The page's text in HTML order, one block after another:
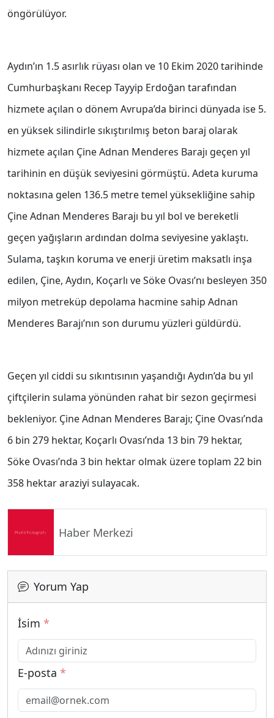
öngörülüyor.
Aydın’ın 1.5 asırlık rüyası olan ve 10 Ekim 2020 tarihinde
Cumhurbaşkanı Recep Tayyip Erdoğan tarafından
hizmete açılan o dönem Avrupa’da birinci dünyada ise 5.
en yüksek silindirle sıkıştırılmış beton baraj olarak
hizmete açılan Çine Adnan Menderes Barajı geçen yıl
tarihinin en düşük seviyesini görmüştü. Adeta kuruma
noktasına gelen 136.5 metre temel yüksekliğine sahip
Çine Adnan Menderes Barajı bu yıl bol ve bereketli
geçen yağışların ardından dolma seviyesine yaklaştı.
Sulama, taşkın koruma ve enerji üretim maksatlı inşa
edilen, Çine, Aydın, Koçarlı ve Söke Ovası’nı besleyen 350
milyon metreküp depolama hacmine sahip Adnan
Menderes Barajı’nın son durumu yüzleri güldürdü.
Geçen yıl ciddi su sıkıntısının yaşandığı Aydın’da bu yıl
çiftçilerin sulama yönünden rahat bir sezon geçirmesi
bekleniyor. Çine Adnan Menderes Barajı; Çine Ovası’nda
6 bin 279 hektar, Koçarlı Ovası’nda 13 bin 79 hektar,
Söke Ovası’nda 3 bin hektar olmak üzere toplam 22 bin
358 hektar araziyi sulayacak.
Haber Merkezi
Yorum Yap
İsim *
E-posta *